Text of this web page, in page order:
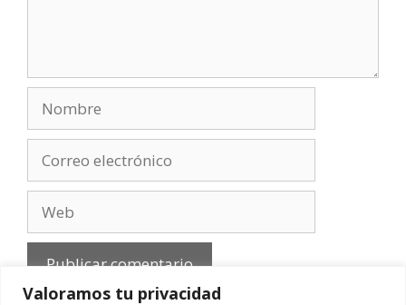
Valoramos tu privacidad
electrónico